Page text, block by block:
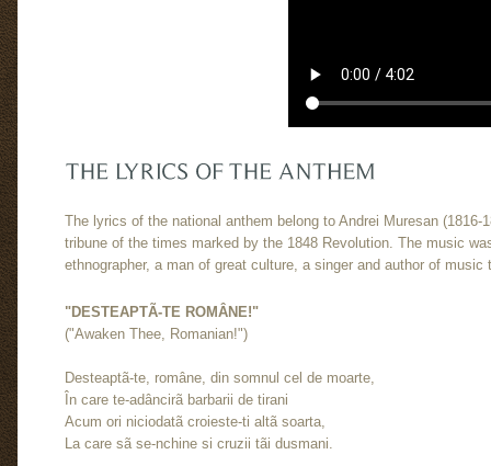
The lyrics of the national anthem belong to Andrei Muresan
tribune of the times marked by the 1848 Revolution. The music
ethnographer, a man of great culture, a singer and author of music
"DESTEAPTÃ-TE ROMÂNE!"
("Awaken Thee, Romanian!")
Desteaptã-te, române, din somnul cel de moarte,
În care te-adâncirã barbarii de tirani
Acum ori niciodatã croieste-ti altã soarta,
La care sã se-nchine si cruzii tãi dusmani.